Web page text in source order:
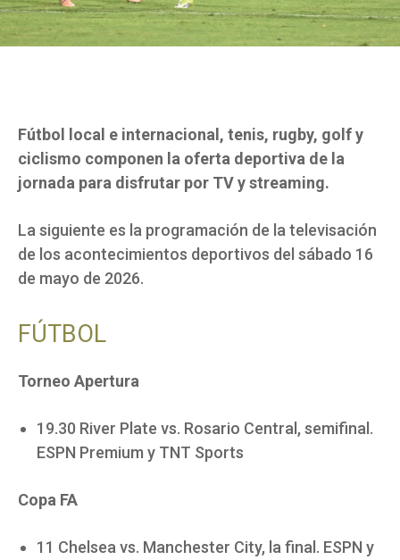
Fútbol local e internacional, tenis, rugby, golf y
ciclismo componen la oferta deportiva de la
jornada para disfrutar por TV y streaming.
La siguiente es la programación de la televisación
de los acontecimientos deportivos del sábado 16
de mayo de 2026.
FÚTBOL
Torneo Apertura
19.30 River Plate vs. Rosario Central, semifinal.
ESPN Premium y TNT Sports
Copa FA
11 Chelsea vs. Manchester City, la final. ESPN y